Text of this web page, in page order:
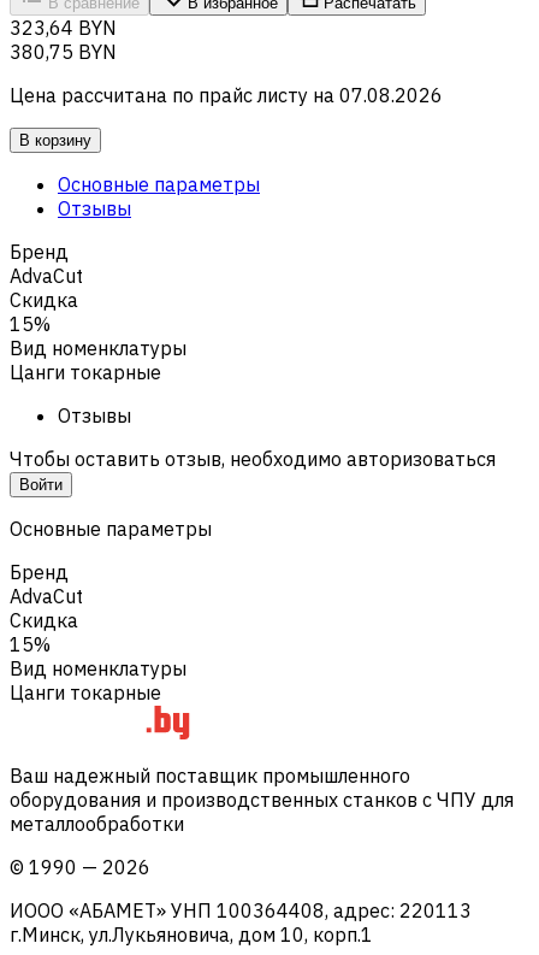
323,64 BYN
380,75 BYN
Цена рассчитана по прайс листу на 07.08.2026
В корзину
Основные параметры
Отзывы
Бренд
AdvaCut
Скидка
15%
Вид номенклатуры
Цанги токарные
Отзывы
Чтобы оставить отзыв, необходимо авторизоваться
Войти
Основные параметры
Бренд
AdvaCut
Скидка
15%
Вид номенклатуры
Цанги токарные
Ваш надежный поставщик промышленного
оборудования и производственных станков с ЧПУ для
металлообработки
© 1990 — 2026
ИООО «АБАМЕТ» УНП 100364408, адрес: 220113
г.Минск, ул.Лукьяновича, дом 10, корп.1